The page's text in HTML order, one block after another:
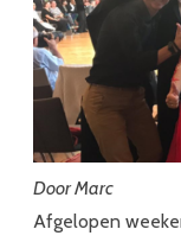
Door Marc
Afgelopen